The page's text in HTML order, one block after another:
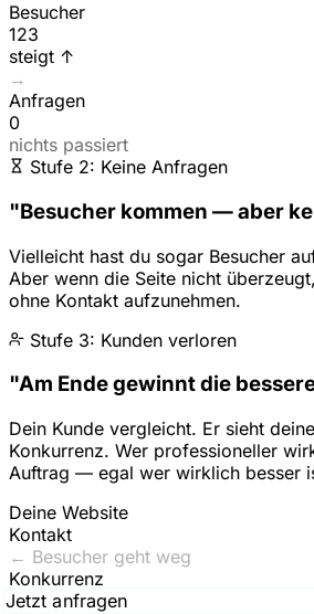
Besucher
153
steigt ↑
→
Anfragen
0
nichts passiert
Stufe 2: Keine Anfragen
"Besucher kommen — aber
Vielleicht hast du sogar Besucher
Aber wenn die Seite nicht
ohne Kontakt aufzunehmen.
Stufe 3: Kunden verloren
"Am Ende gewinnt die
Dein Kunde vergleicht. Er sieht
Konkurrenz. Wer professioneller
Auftrag — egal wer wirklich besser
Deine Website
Kontakt
← Besucher geht weg
Konkurrenz
Jetzt anfragen